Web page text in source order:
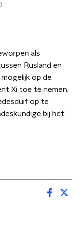
als
Rusland en
op de
Xi toe te nemen.
op te
bij het